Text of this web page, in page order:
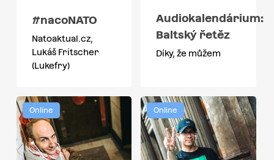
#nacoNATO
Natoaktual.cz,
Lukáš Fritscher
(Lukefry)
Audiokalendárium:
Baltský řetěz
Díky, že můžem
Online Online